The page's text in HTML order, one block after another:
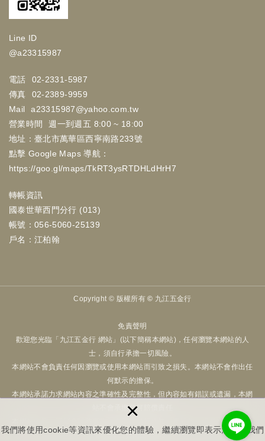
我們將使用cookie等資訊來優化您的體驗，繼續瀏覽即表示您同意我們
×
Line ID
@a23315987
電話
02-2331-5987
傳真
02-2389-9959
Mail
a23315987@yahoo.com.tw
營業時間
週一到週五 8:00 ~ 18:00
地址：臺北市萬華區西寧南路233號
點擊 Google Maps 導航：
https://goo.gl/maps/TkRT3ysRTDHLdHrH7
轉帳資訊
國泰世華西門分行 (013)
帳號：056-5060-25139
戶名：江柏翰
Copyright © 版權所有 © 九江五金行
免責聲明
歡迎您光臨「九江五金行 網站」(以下簡稱本網站)，任何瀏覽本網站的人
士，須自行承擔一切風險。
本網站不會負責任何因瀏覽或使用本網站而引致之損失。本網站不會作出任
何默示的擔保。
本網站承諾力求網站內容之準確性及完整性，但內容如有錯誤或遺漏，本網
站不會承擔任何賠償責任
本網站內容，可能會隨時更改，而不作另行通知。產品的一切規格、配件，
以實際出貨商品為準。